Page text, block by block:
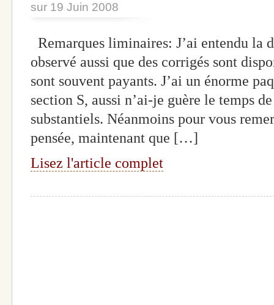
sur 19 Juin 2008
Remarques liminaires: J’ai entendu la
observé aussi que des corrigés sont
sont souvent payants. J’ai un énorme
section S, aussi n’ai-je guère le temps
substantiels. Néanmoins pour vous
pensée, maintenant que […]
Lisez l'article complet